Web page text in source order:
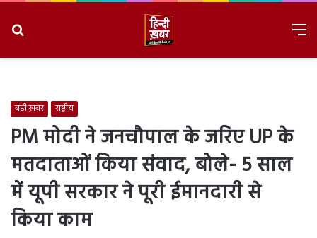
बड़ी ख़बर राष्ट्रीय
PM मोदी ने जनचौपाल के जरिए UP के
मतदाताओं किया संवाद, बोले- 5 साल
में यूपी सरकार ने पूरी ईमानदारी से
किया काम